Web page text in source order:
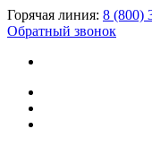
Горячая линия: 8 (800)
Обратный звонок